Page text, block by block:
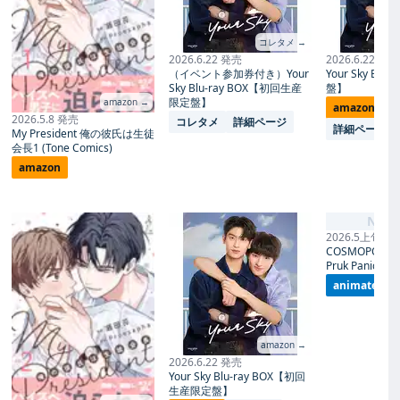
amazon →
2026.5.8 発売
My President 俺の彼氏は生徒
会長1 (Tone Comics)
amazon
コレタメ →
2026.6.22 発売
（イベント参加券付き）Your
Sky Blu-ray BOX【初回生産
限定盤】
コレタメ
詳細ページ
amazon →
2026.6.22 発売
Your Sky Blu-ray BOX【初回
生産限定盤】
2026.6.22 発売
Your Sky Blu-
盤】
amazon
詳細ページ
No
2026.5上旬 発
Pruk Panich-
animate